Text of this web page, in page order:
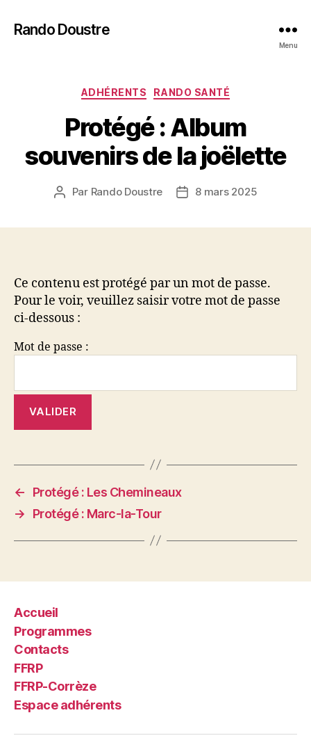
Rando Doustre
Menu
Catégories
ADHÉRENTS RANDO SANTÉ
Protégé : Album
souvenirs de la joëlette
Auteur
Par Rando Doustre
Date8 mars 2025
Ce contenu est protégé par un mot de passe.
Pour le voir, veuillez saisir votre mot de passe
ci-dessous :
Mot de passe :
←
Protégé : Les Chemineaux
→
Protégé : Marc-la-Tour
Accueil
Programmes
Contacts
FFRP
FFRP-Corrèze
Espace adhérents